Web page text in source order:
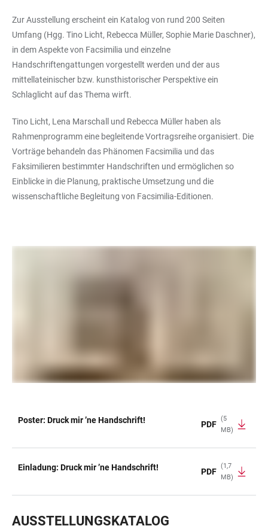
Zur Ausstellung erscheint ein Katalog von rund 200 Seiten
Umfang (Hgg. Tino Licht, Rebecca Müller, Sophie Marie Daschner),
in dem Aspekte von Facsimilia und einzelne
Handschriftengattungen vorgestellt werden und der aus
mittellateinischer bzw. kunsthistorischer Perspektive ein
Schlaglicht auf das Thema wirft.
Tino Licht, Lena Marschall und Rebecca Müller haben als
Rahmenprogramm eine begleitende Vortragsreihe organisiert. Die
Vorträge behandeln das Phänomen Facsimilia und das
Faksimilieren bestimmter Handschriften und ermöglichen so
Einblicke in die Planung, praktische Umsetzung und die
wissenschaftliche Begleitung von Facsimilia-Editionen.
Poster: Druck mir ’ne Handschrift! PDF
(5
MB)
Einladung: Druck mir ’ne Handschrift! PDF
(1,7
MB)
AUSSTELLUNGSKATALOG